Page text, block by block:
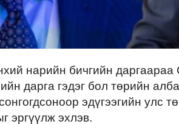
нарийн бичгийн даргаараа
дарга гэдэг бол төрийн
эдүгээгийн улс
эргүүлж эхлэв.